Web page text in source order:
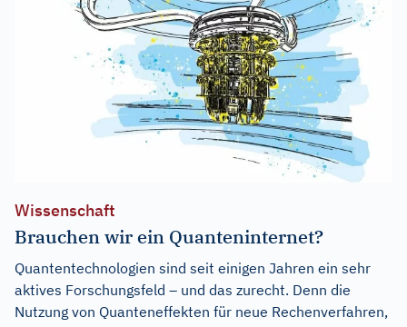
Wissenschaft
Brauchen wir ein Quanteninternet?
Quantentechnologien sind seit einigen Jahren ein sehr
aktives Forschungsfeld – und das zurecht. Denn die
Nutzung von Quanteneffekten für neue Rechenverfahren,